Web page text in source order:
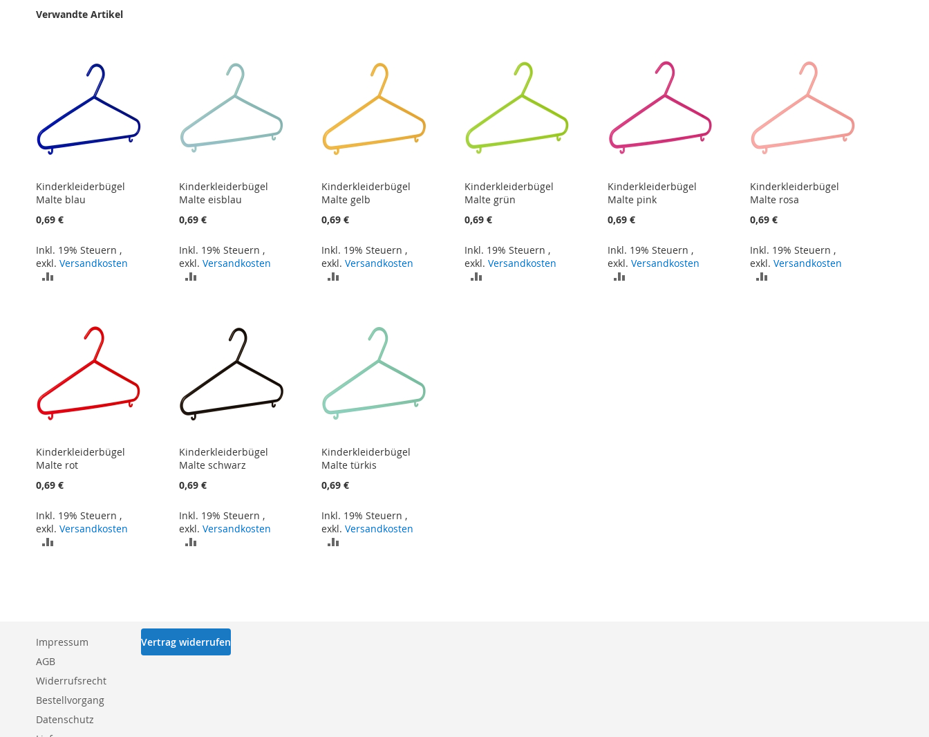
Verwandte Artikel
Kinderkleiderbügel
Malte blau
0,69 €
Inkl. 19% Steuern ,
exkl. Versandkosten
Kinderkleiderbügel
Malte eisblau
0,69 €
Inkl. 19% Steuern ,
exkl. Versandkosten
Kinderkleiderbügel
Malte gelb
0,69 €
Inkl. 19% Steuern ,
exkl.Versandkosten
Kinderkleiderbügel
Malte grün
0,69 €
Inkl. 19% Steuern ,
exkl. Versandkosten
Kinderkleiderbügel
Malte pink
0,69 €
Inkl. 19% Steuern ,
exkl. Versandkosten
Kinderkleiderbügel
Malte rosa
0,69 €
Inkl. 19% Steuern ,
exkl.Versandkosten
Kinderkleiderbügel
Malte rot
0,69 €
Inkl. 19% Steuern ,
exkl. Versandkosten
Kinderkleiderbügel
Malte schwarz
0,69 €
Inkl. 19% Steuern ,
exkl. Versandkosten
Kinderkleiderbügel
Malte türkis
0,69 €
Inkl. 19% Steuern ,
exkl.Versandkosten
Impressum
AGB
Widerrufsrecht
Bestellvorgang
Datenschutz
Vertrag widerrufen